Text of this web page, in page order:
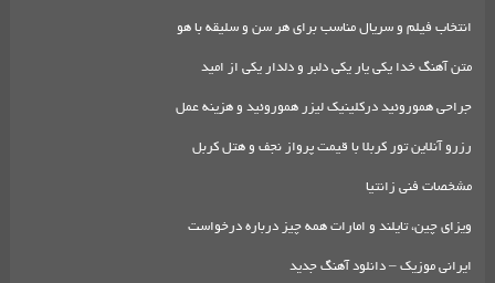
انتخاب فیلم و سریال مناسب برای هر سن و سلیقه با هو
متن آهنگ خدا یکی یار یکی دلبر و دلدار یکی از امید
جراحی هموروئید درکلینیک لیزر هموروئید و هزینه عمل
رزرو آنلاین تور کربلا با قیمت پرواز نجف و هتل کربل
مشخصات فنی زانتیا
ویزای چین، تایلند و امارات همه چیز درباره درخواست
ایرانی موزیک – دانلود آهنگ جدید